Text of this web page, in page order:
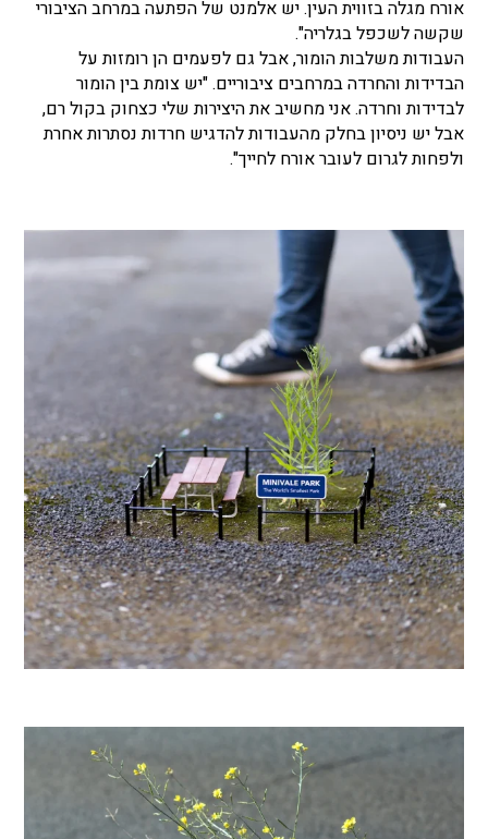
אורח מגלה בזווית העין. יש אלמנט של הפתעה במרחב הציבורי
שקשה לשכפל בגלריה".
העבודות משלבות הומור, אבל גם לפעמים הן רומזות על
הבדידות והחרדה במרחבים ציבוריים. "יש צומת בין הומור
לבדידות וחרדה. אני מחשיב את היצירות שלי כצחוק בקול רם,
אבל יש ניסיון בחלק מהעבודות להדגיש חרדות נסתרות אחרת
ולפחות לגרום לעובר אורח לחייך".